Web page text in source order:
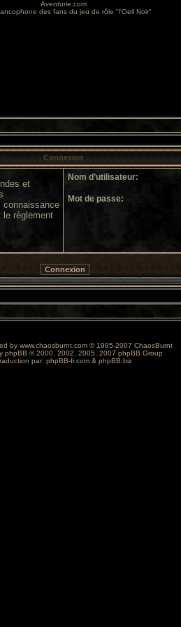
Aventurie.com
des fans du jeu de rôle "l'Oeil Noir"
Connexion
et
connaissance
le règlement
Nom d’utilisateur:
Mot de passe:
by www.chaosburnt.com © 1995-2007 ChaosBurnt
phpBB © 2000, 2002, 2005, 2007 phpBB Group
par: phpBB-fr.com & phpBB.biz